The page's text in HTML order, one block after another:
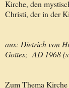
Kirche, den
Christi, der in der
aus: Dietrich von
Gottes; AD 1968
Zum Thema